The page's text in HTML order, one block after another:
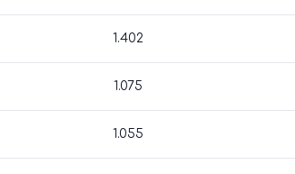
1.402
1.075
1.055